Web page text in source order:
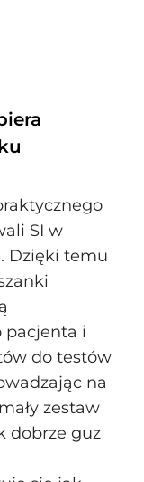
SI w
Dzięki temu
pacjenta i
do testów
na
zestaw
dobrze guz